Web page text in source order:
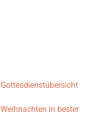
Gottesdienstübersicht
Weihnachten in bester